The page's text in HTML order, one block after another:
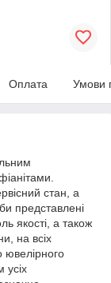
Оплата Умови
стан, а
представлені
якості, а також
на всіх
ювелірного
усіх